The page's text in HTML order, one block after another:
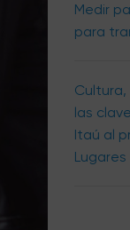
Medir
para
las
Itaú al